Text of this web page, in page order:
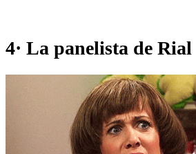
4· La panelista de Rial